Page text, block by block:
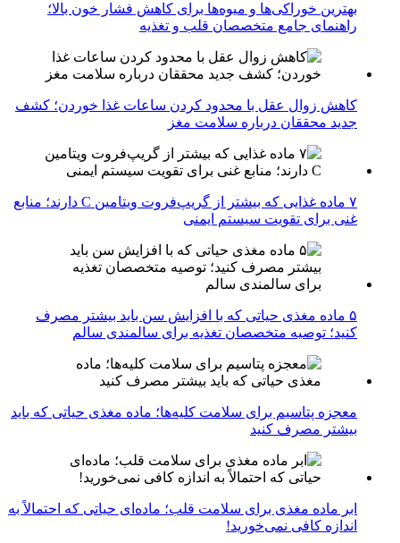
بهترین خوراکی‌ها و میوه‌ها برای کاهش فشار خون بالا؛
راهنمای جامع متخصصان قلب و تغذیه
کاهش زوال عقل با محدود کردن ساعات غذا خوردن؛ کشف
جدید محققان درباره سلامت مغز
۷ ماده غذایی که بیشتر از گریپ‌فروت ویتامین C دارند؛ منابع
غنی برای تقویت سیستم ایمنی
۵ ماده مغذی حیاتی که با افزایش سن باید بیشتر مصرف
کنید؛ توصیه متخصصان تغذیه برای سالمندی سالم
معجزه پتاسیم برای سلامت کلیه‌ها؛ ماده مغذی حیاتی که باید
بیشتر مصرف کنید
ابر ماده مغذی برای سلامت قلب؛ ماده‌ای حیاتی که احتمالاً به
اندازه کافی نمی‌خورید!